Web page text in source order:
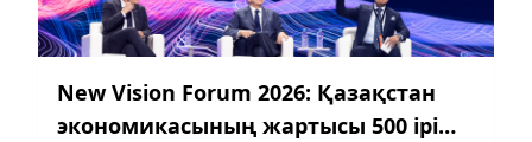
New Vision Forum 2026: Қазақстан
экономикасының жартысы 500 ірі